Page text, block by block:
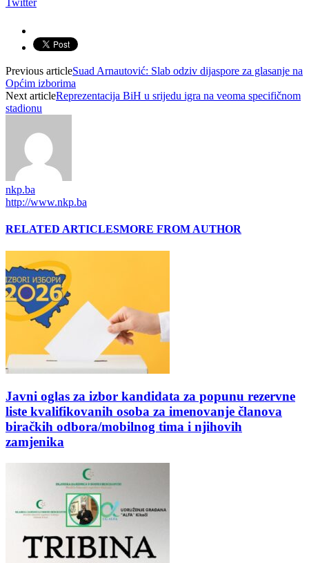
Twitter
Previous articleSuad Arnautović: Slab odziv dijaspore za glasanje na
Općim izborima
Next articleReprezentacija BiH u srijedu igra na veoma specifičnom
stadionu
nkp.ba
http://www.nkp.ba
RELATED ARTICLESMORE FROM AUTHOR
Javni oglas za izbor kandidata za popunu rezervne
liste kvalifikovanih osoba za imenovanje članova
biračkih odbora/mobilnog tima i njihovih
zamjenika